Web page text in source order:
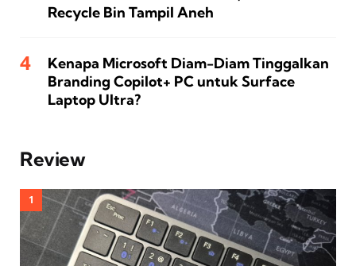
Recycle Bin Tampil Aneh
Kenapa Microsoft Diam-Diam Tinggalkan
Branding Copilot+ PC untuk Surface
Laptop Ultra?
Review